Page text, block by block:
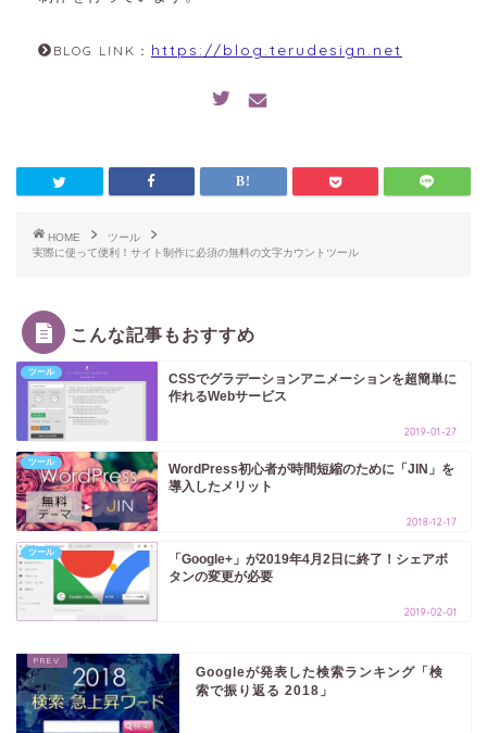
BLOG LINK： https://blog.terudesign.net
HOME
ツール
実際に使って便利！サイト制作に必須の無料の文字カウントツール
こんな記事もおすすめ
ツール
CSSでグラデーションアニメーションを超簡単に
作れるWebサービス
2019-01-27
ツール
WordPress初心者が時間短縮のために「JIN」を
導入したメリット
2018-12-17
ツール
「Google+」が2019年4月2日に終了！シェアボ
タンの変更が必要
2019-02-01
Googleが発表した検索ランキング「検
索で振り返る 2018」